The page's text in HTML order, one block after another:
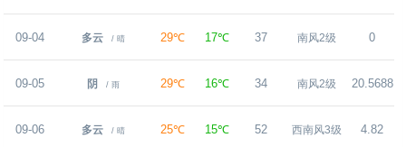
09-04 多云 / 晴 29℃ 17℃ 37 南风2级 0
09-05 阴 / 雨 29℃ 16℃ 34 南风2级 20.5688
09-06 多云 / 晴 25℃ 15℃ 52 西南风3级 4.82